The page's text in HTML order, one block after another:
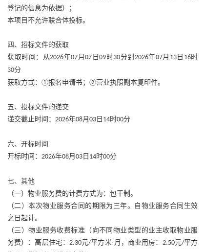
登记的信息为依据）；
本项目不允许联合体投标。
四、招标文件的获取
获取时间：从2026年07月 07 日 09 时30分到 2026年07月 13日 16时
30分
获取方式： ①报名申请书；②营业执照副本复印件。
五、投标文件的递交
递交截止时间： 2026年08月 03 日 14时00分
六、开标时间
开标时间： 2026年08月 03 日 14时00分
七、其他
（一）物业服务费的计费方式为：包干制。
（二）本次物业服务合同的期限为三年。自物业服务合同生效
之日起计。
（三）物业服务收费标准（向不同物业类型的业主收取物业服
务费）：高层住宅： 2.30元/平方米·月，商业用房： 2.50元/平方